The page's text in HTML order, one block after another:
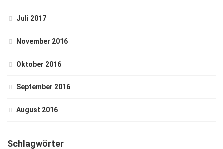
Juli 2017
November 2016
Oktober 2016
September 2016
August 2016
Schlagwörter